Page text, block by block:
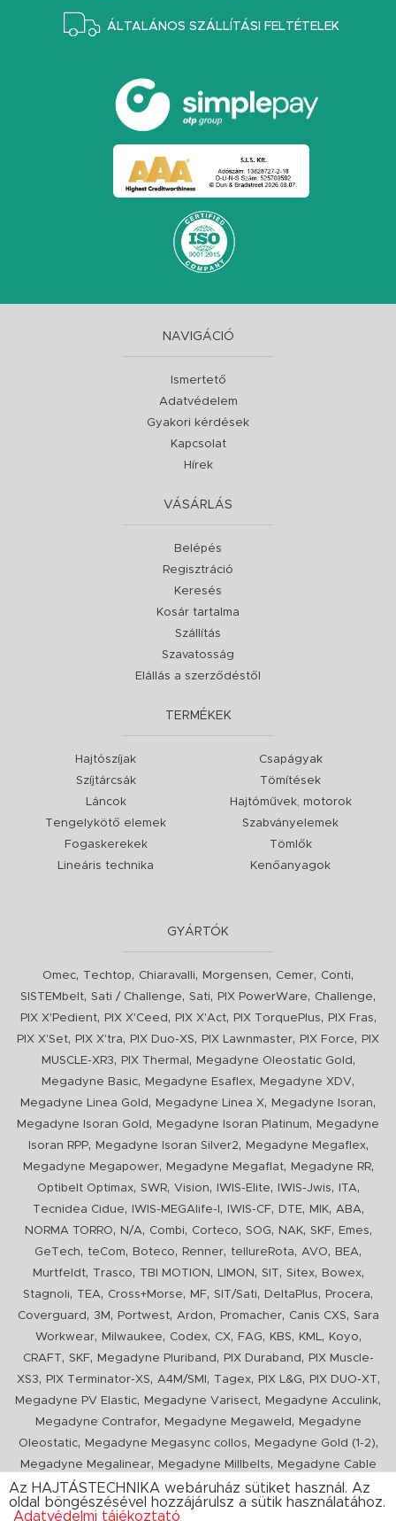
ÁLTALÁNOS SZÁLLÍTÁSI FELTÉTELEK
NAVIGÁCIÓ
Ismertető
Adatvédelem
Gyakori kérdések
Kapcsolat
Hírek
VÁSÁRLÁS
Belépés
Regisztráció
Keresés
Kosár tartalma
Szállítás
Szavatosság
Elállás a szerződéstől
TERMÉKEK
Hajtószíjak
Szíjtárcsák
Láncok
Tengelykötő elemek
Fogaskerekek
Lineáris technika
Csapágyak
Tömítések
Hajtóművek, motorok
Szabványelemek
Tömlők
Kenőanyagok
GYÁRTÓK
Omec, Techtop, Chiaravalli, Morgensen, Cemer, Conti,
SISTEMbelt, Sati / Challenge, Sati, PIX PowerWare, Challenge,
PIX X'Pedient, PIX X'Ceed , PIX X'Act, PIX TorquePlus, PIX Fras,
PIX X'Set, PIX X'tra, PIX Duo-XS, PIX Lawnmaster, PIX Force,
PIX
MUSCLE-XR3, PIX Thermal , Megadyne Oleostatic Gold ,
Megadyne Basic, Megadyne Esaflex, Megadyne XDV,
Megadyne Linea Gold , Megadyne Linea X, Megadyne Isoran,
Megadyne Isoran Gold , Megadyne Isoran Platinum,
Megadyne
Isoran RPP, Megadyne Isoran Silver2, Megadyne Megaflex,
Megadyne Megapower, Megadyne Megaflat, Megadyne RR,
Optibelt Optimax, SWR, Vision, IWIS-Elite, IWIS-Jwis, ITA,
Tecnidea Cidue, IWIS-MEGAlife-I , IWIS-CF, DTE, MIK, ABA,
NORMA TORRO, N/A, Combi, Corteco, SOG, NAK, SKF, Emes,
GeTech, teCom, Boteco, Renner, tellureRota, AVO, BEA,
Murtfeldt, Trasco, TBI MOTION , LIMON , SIT, Sitex, Bowex,
Stagnoli, TEA, Cross+Morse, MF, SIT/Sati, DeltaPlus, Procera,
Coverguard , 3M , Portwest, Ardon, Promacher, Canis CXS, Sara
Workwear, Milwaukee, Codex, CX, FAG, KBS, KML, Koyo,
CRAFT, SKF, Megadyne Pluriband , PIX Duraband ,
PIX Muscle-
XS3, PIX Terminator-XS, A4M/SMI , Tagex, PIX L&G, PIX DUO-XT,
Megadyne PV Elastic, Megadyne Varisect, Megadyne Acculink,
Megadyne Contrafor, Megadyne Megaweld ,
Megadyne
Oleostatic, Megadyne Megasync collos, Megadyne Gold (1-2),
Megadyne Megalinear, Megadyne Millbelts,
Megadyne Cable
Pull, PIX X'Ceed,Megadyne Pull Down, Optibelt VB,Mitsuboshi
ConCar,Megadyne Megarib ,PIX HARVESTER,Urgent
Az HAJTÁSTECHNIKA webáruház sütiket használ. Az
oldal böngészésével hozzájárulsz a sütik használatához.
Adatvédelmi tájékoztató